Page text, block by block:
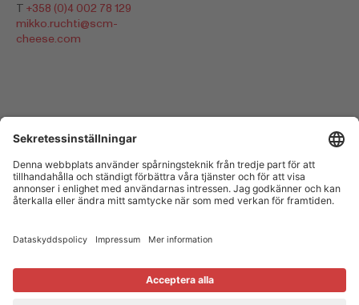
T +358 (0)4 002 78 129
mikko.ruchti@scm-
cheese.com